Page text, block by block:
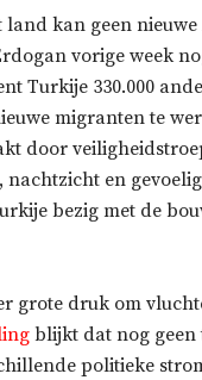
kan geen
vorige week
Turkije 330.000
migranten te
door
nachtzicht en
bezig met de
grote druk om
blijkt dat nog
politieke